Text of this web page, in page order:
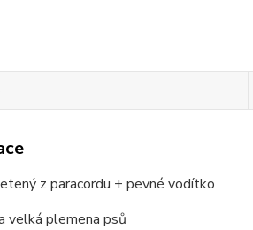
z paracordu + pevné vodítko
velká plemena psů